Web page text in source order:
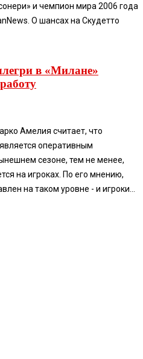
и чемпион мира 2006 года
О шансах на Скудетто
в «Милане»
Амелия считает, что
оперативным
сезоне, тем не менее,
на игроках. По его мнению,
на таком уровне - и игроки...